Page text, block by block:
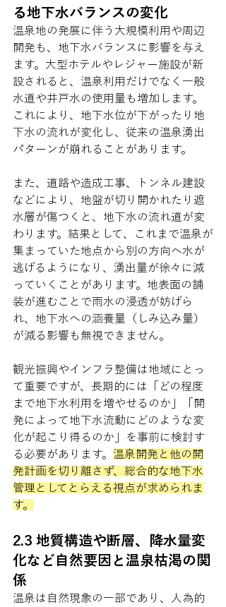
る地下水バランスの変化
温泉地の発展に伴う大規模利用や周辺
開発も、地下水バランスに影響を与え
ます。大型ホテルやレジャー施設が新
設されると、温泉利用だけでなく一般
水道や井戸水の使用量も増加します。
これにより、地下水位が下がったり地
下水の流れが変化し、従来の温泉湧出
パターンが崩れることがあります。
また、道路や造成工事、トンネル建設
などにより、地盤が切り開かれたり遮
水層が傷つくと、地下水の流れ道が変
わります。結果として、これまで温泉が
集まっていた地点から別の方向へ水が
逃げるようになり、湧出量が徐々に減
っていくことがあります。地表面の舗
装が進むことで雨水の浸透が妨げら
れ、地下水への涵養量（しみ込み量）
が減る影響も無視できません。
観光振興やインフラ整備は地域にとっ
て重要ですが、長期的には「どの程度
まで地下水利用を増やせるのか」「開
発によって地下水流動にどのような変
化が起こり得るのか」を事前に検討す
る必要があります。 温泉開発と他の開
発計画を切り離さず、総合的な地下水
管理としてとらえる視点が求められま
す。
2.3 地質構造や断層、降水量変
化など自然要因と温泉枯渇の関
係
温泉は自然現象の一部であり、人為的